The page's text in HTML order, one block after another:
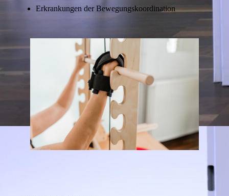
Erkrankungen der Bewegungskoordination